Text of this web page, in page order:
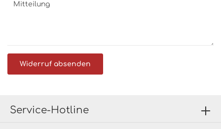
Mitteilung
Widerruf absenden
Service-Hotline